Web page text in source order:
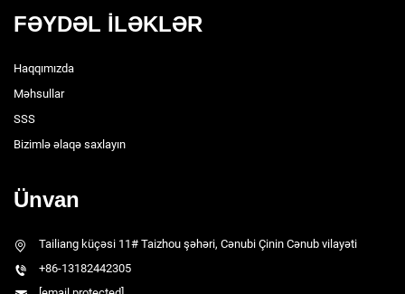
FƏYDƏL İLƏKLƏR
Haqqımızda
Məhsullar
SSS
Bizimlə əlaqə saxlayın
Ünvan
Tailiang küçəsi 11# Taizhou şəhəri, Cənubi Çinin Cənub vilayəti
+86-13182442305